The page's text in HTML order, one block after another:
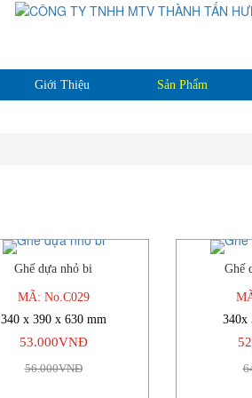
Giới Thiệu Sản Phẩm
Ghế dựa nhỏ bi
MÃ: No.C029
340 x 390 x 630 mm
53.000VNĐ
56.000VNĐ
Ghế
340x